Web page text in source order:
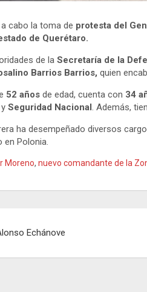
cabo la toma de protesta del
de Querétaro.
de la Secretaría de la
Barrios Barrios, quien
52 años de edad, cuenta con 34
Seguridad Nacional. Además,
ha desempeñado diversos
en Polonia.
Moreno, nuevo comandante de la
Echánove